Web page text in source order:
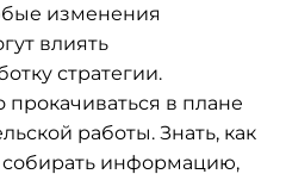
изменения
влиять
стратегии.
в плане
работы. Знать, как
собирать информацию,